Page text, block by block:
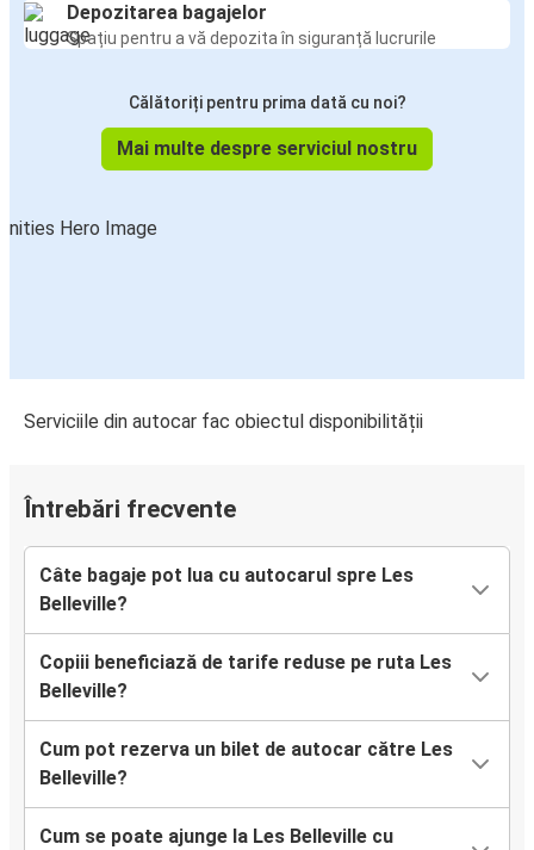
Depozitarea bagajelor
Spațiu pentru a vă depozita în siguranță lucrurile
Călătoriți pentru prima dată cu noi?
Mai multe despre serviciul nostru
Serviciile din autocar fac obiectul disponibilității
Întrebări frecvente
Câte bagaje pot lua cu autocarul spre Les
Belleville?
Copiii beneficiază de tarife reduse pe ruta Les
Belleville?
Cum pot rezerva un bilet de autocar către Les
Belleville?
Cum se poate ajunge la Les Belleville cu